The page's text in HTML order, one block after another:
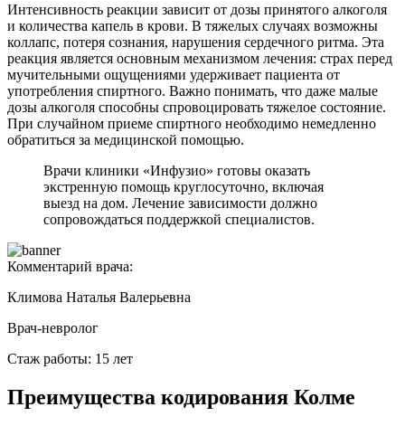
Интенсивность реакции зависит от дозы принятого алкоголя
и количества капель в крови. В тяжелых случаях возможны
коллапс, потеря сознания, нарушения сердечного ритма. Эта
реакция является основным механизмом лечения: страх перед
мучительными ощущениями удерживает пациента от
употребления спиртного. Важно понимать, что даже малые
дозы алкоголя способны спровоцировать тяжелое состояние.
При случайном приеме спиртного необходимо немедленно
обратиться за медицинской помощью.
Врачи клиники «Инфузио» готовы оказать
экстренную помощь круглосуточно, включая
выезд на дом. Лечение зависимости должно
сопровождаться поддержкой специалистов.
Комментарий врача:
Климова Наталья Валерьевна
Врач-невролог
Стаж работы: 15 лет
Преимущества кодирования Колме